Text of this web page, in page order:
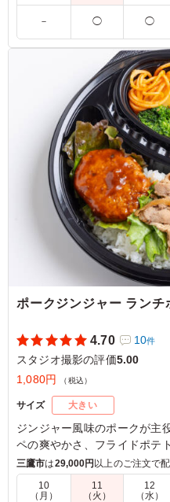
※選べるメインは「サバの味
の照り焼き」か「豚の生姜焼
記プルダウンよりお選びくだ
コンデナスト・ジ
ツナマヨが明太子の辛さを
すい。コクがありつつ後味
す。ごはんとの相性がよく
たいコンビネーションです
ご利用シーン：ロケ・撮影›
東京都江東区新木場2026/01/
－ ◯ ◯
ポークジンジャー ランチ
4.70 10件
スタジオ撮影の評価5.00
1,080円
（税込）
サイズ 大きい
ジンジャー風味のポークが主
ペの爽やかさ、フライドポテ
ントにもぴったりな一品を、
ださい。
三鷹市は29,000円以上のご注文で
10
（月）
11
（火）
12
（水）